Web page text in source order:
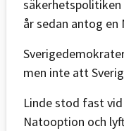
år sedan antog
men inte att
Linde stod fast
Natooption och